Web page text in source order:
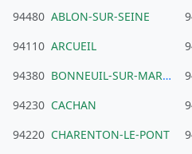
94480 ABLON-SUR-SEINE
94110 ARCUEIL
94380 BONNEUIL-SUR-MARNE
94230 CACHAN
94220 CHARENTON-LE-PONT